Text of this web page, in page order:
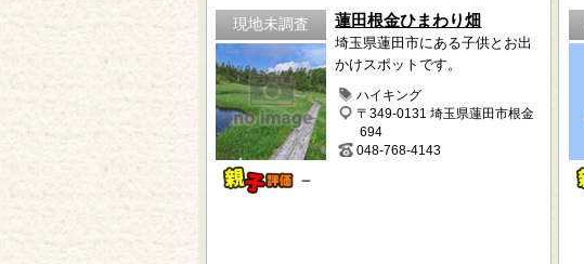
現地未調査
－
蓮田根金ひまわり畑
埼玉県蓮田市にある子供とお出
かけスポットです。
ハイキング
〒349-0131 埼玉県蓮田市根金
694
048-768-4143